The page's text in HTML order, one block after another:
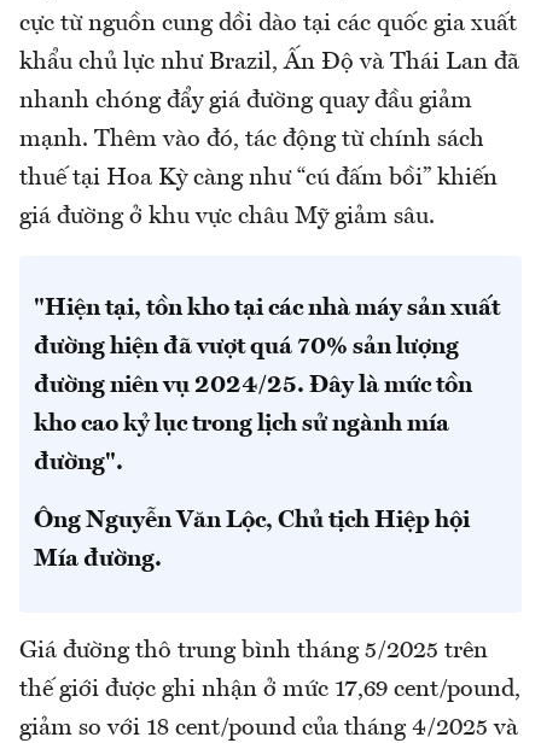
cực từ nguồn cung dồi dào tại các quốc gia xuất
khẩu chủ lực như Brazil, Ấn Độ và Thái Lan đã
nhanh chóng đẩy giá đường quay đầu giảm
mạnh. Thêm vào đó, tác động từ chính sách
thuế tại Hoa Kỳ càng như “cú đấm bồi” khiến
giá đường ở khu vực châu Mỹ giảm sâu.
"Hiện tại, tồn kho tại các nhà máy sản xuất
đường hiện đã vượt quá 70% sản lượng
đường niên vụ 2024/25. Đây là mức tồn
kho cao kỷ lục trong lịch sử ngành mía
đường".
Ông Nguyễn Văn Lộc, Chủ tịch Hiệp hội
Mía đường.
Giá đường thô trung bình tháng 5/2025 trên
thế giới được ghi nhận ở mức 17,69 cent/pound,
giảm so với 18 cent/pound của tháng 4/2025 và